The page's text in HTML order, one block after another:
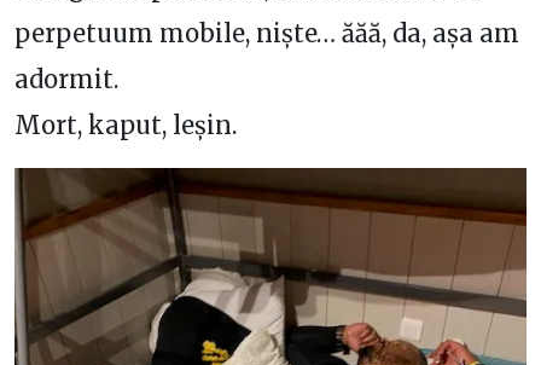
perpetuum mobile, niște… ăăă, da, așa am
adormit.
Mort, kaput, leșin.